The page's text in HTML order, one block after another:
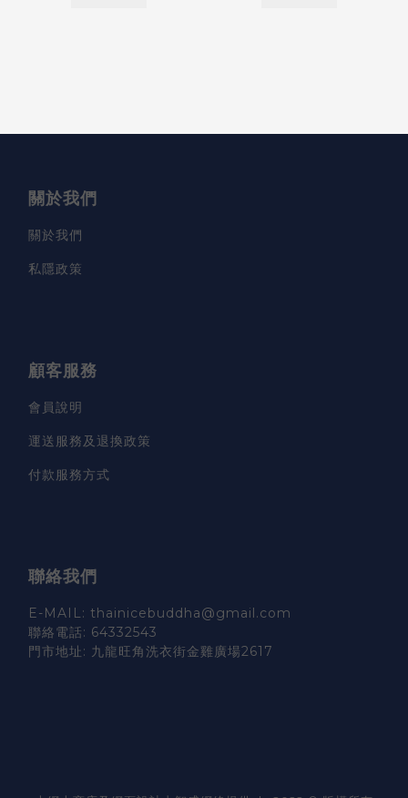
關於我們
關於我們
私隱政策
顧客服務
會員說明
運送服務及退換政策
付款服務方式
聯絡我們
E-MAIL: thainicebuddha@gmail.com
聯絡電話: 64332543
門市地址: 九龍旺角洗衣街金雞廣場2617